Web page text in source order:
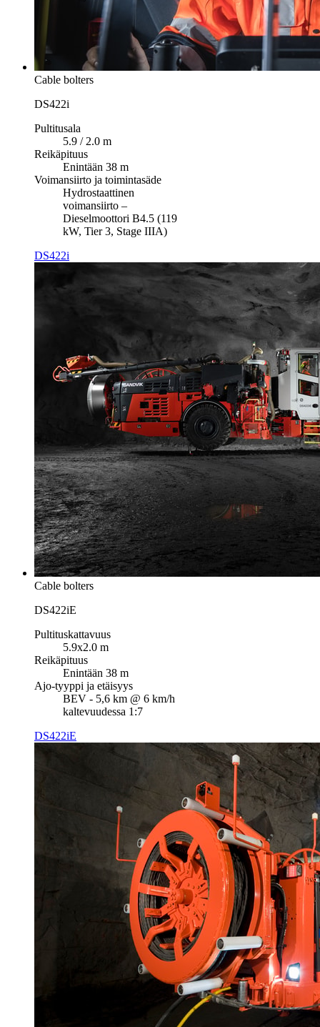
Cable bolters
DS422i
Pultitusala
5.9 / 2.0 m
Reikäpituus
Enintään 38 m
Voimansiirto ja toimintasäde
Hydrostaattinen
voimansiirto –
Dieselmoottori B4.5 (119
kW, Tier 3, Stage IIIA)
DS422i
Cable bolters
DS422iE
Pultituskattavuus
5.9x2.0 m
Reikäpituus
Enintään 38 m
Ajo-tyyppi ja etäisyys
BEV - 5,6 km @ 6 km/h
kaltevuudessa 1:7
DS422iE